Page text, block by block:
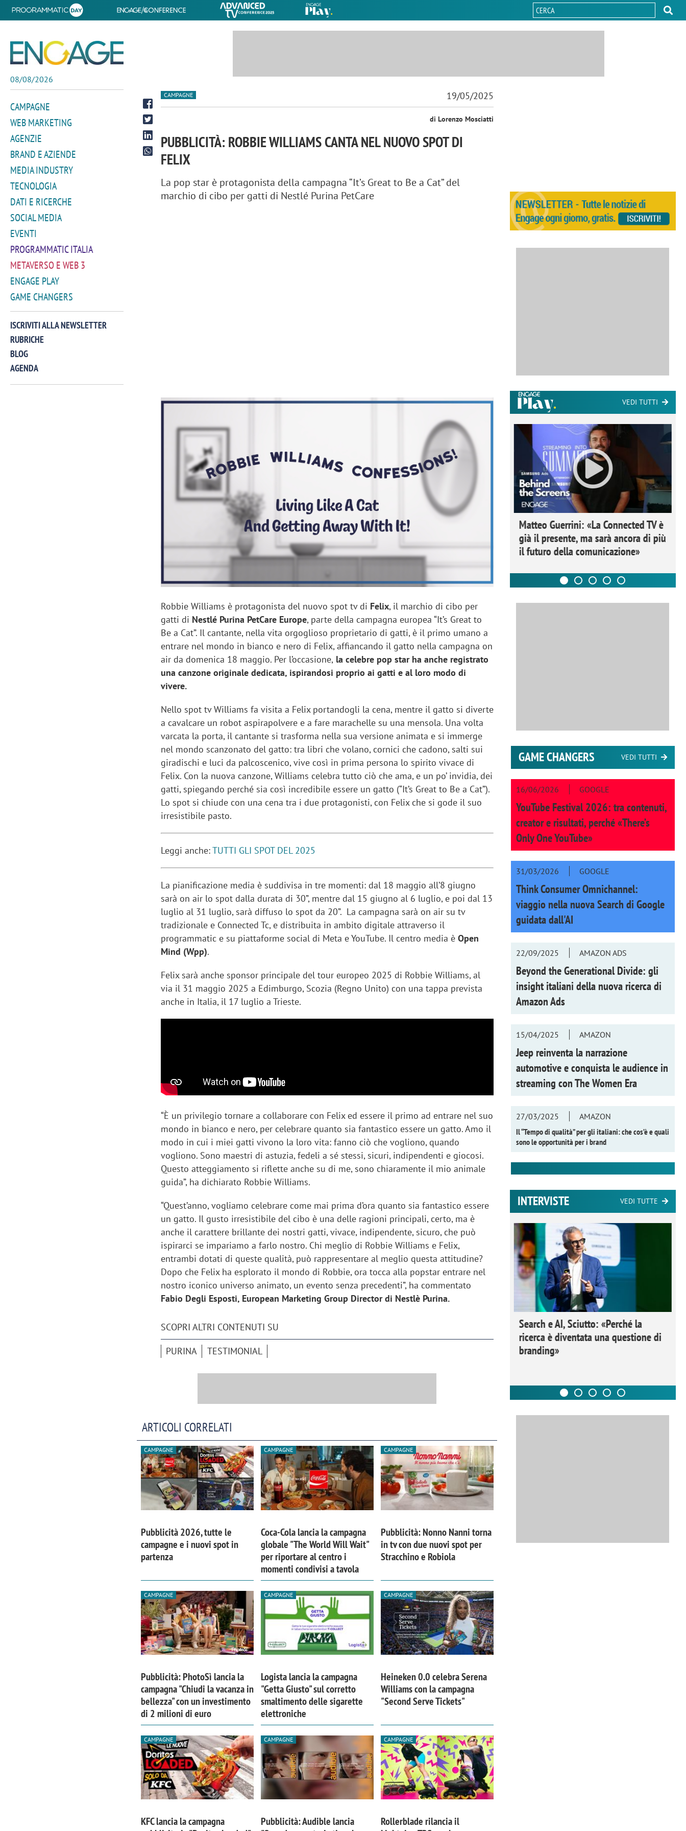
08/08/2026
CAMPAGNE
WEB MARKETING
AGENZIE
BRAND E AZIENDE
MEDIA INDUSTRY
TECNOLOGIA
DATI E RICERCHE
SOCIAL MEDIA
EVENTI
PROGRAMMATIC ITALIA
METAVERSO E WEB 3
ENGAGE PLAY
GAME CHANGERS
ISCRIVITI ALLA NEWSLETTER
RUBRICHE
BLOG
AGENDA
CAMPAGNE 19/05/2025
di Lorenzo Mosciatti
PUBBLICITÀ: ROBBIE WILLIAMS CANTA NEL NUOVO SPOT DI
FELIX
La pop star è protagonista della campagna “It’s Great to Be a Cat” del
marchio di cibo per gatti di Nestlé Purina PetCare
Robbie Williams è protagonista del nuovo spot tv di Felix, il marchio di cibo per
gatti di Nestlé Purina PetCare Europe, parte della campagna europea “It’s Great to
Be a Cat”. Il cantante, nella vita orgoglioso proprietario di gatti, è il primo umano a
entrare nel mondo in bianco e nero di Felix, affiancando il gatto nella campagna on
air da domenica 18 maggio. Per l’occasione, la celebre pop star ha anche registrato
una canzone originale dedicata, ispirandosi proprio ai gatti e al loro modo di
vivere.
Nello spot tv Williams fa visita a Felix portandogli la cena, mentre il gatto si diverte
a cavalcare un robot aspirapolvere e a fare marachelle su una mensola. Una volta
varcata la porta, il cantante si trasforma nella sua versione animata e si immerge
nel mondo scanzonato del gatto: tra libri che volano, cornici che cadono, salti sui
giradischi e luci da palcoscenico, vive così in prima persona lo spirito vivace di
Felix. Con la nuova canzone, Williams celebra tutto ciò che ama, e un po’ invidia, dei
gatti, spiegando perché sia così incredibile essere un gatto (“It’s Great to Be a Cat”).
Lo spot si chiude con una cena tra i due protagonisti, con Felix che si gode il suo
irresistibile pasto.
Leggi anche:TUTTI GLI SPOT DEL 2025
La pianificazione media è suddivisa in tre momenti: dal 18 maggio all’8 giugno
sarà on air lo spot dalla durata di 30”, mentre dal 15 giugno al 6 luglio, e poi dal 13
luglio al 31 luglio, sarà diffuso lo spot da 20”. La campagna sarà on air su tv
tradizionale e Connected Tc, e distribuita in ambito digitale attraverso il
programmatic e su piattaforme social di Meta e YouTube. Il centro media èOpen
Mind (Wpp).
Felix sarà anche sponsor principale del tour europeo 2025 di Robbie Williams, al
via il 31 maggio 2025 a Edimburgo, Scozia (Regno Unito) con una tappa prevista
anche in Italia, il 17 luglio a Trieste.
“È un privilegio tornare a collaborare con Felix ed essere il primo ad entrare nel suo
mondo in bianco e nero, per celebrare quanto sia fantastico essere un gatto. Amo il
modo in cui i miei gatti vivono la loro vita: fanno ciò che vogliono, quando
vogliono. Sono maestri di astuzia, fedeli a sé stessi, sicuri, indipendenti e giocosi.
Questo atteggiamento si riflette anche su di me, sono chiaramente il mio animale
guida”, ha dichiarato Robbie Williams.
“Quest’anno, vogliamo celebrare come mai prima d’ora quanto sia fantastico essere
un gatto. Il gusto irresistibile del cibo è una delle ragioni principali, certo, ma è
anche il carattere brillante dei nostri gatti, vivace, indipendente, sicuro, che può
ispirarci se impariamo a farlo nostro. Chi meglio di Robbie Williams e Felix,
entrambi dotati di queste qualità, può rappresentare al meglio questa attitudine?
Dopo che Felix ha esplorato il mondo di Robbie, ora tocca alla popstar entrare nel
nostro iconico universo animato, un evento senza precedenti”, ha commentato
Fabio Degli Esposti, European Marketing Group Director di Nestlè Purina.
SCOPRI ALTRI CONTENUTI SU
PURINA TESTIMONIAL
ARTICOLI CORRELATI
CAMPAGNE
Pubblicità 2026, tutte le
campagne e i nuovi spot in
partenza
CAMPAGNE
Coca-Cola lancia la campagna
globale "The World Will Wait"
per riportare al centro i
momenti condivisi a tavola
CAMPAGNE
Pubblicità: Nonno Nanni torna
in tv con due nuovi spot per
Stracchino e Robiola
CAMPAGNE
Pubblicità: PhotoSì lancia la
campagna "Chiudi la vacanza in
bellezza" con un investimento
di 2 milioni di euro
CAMPAGNE
Logista lancia la campagna
"Getta Giusto" sul corretto
smaltimento delle sigarette
elettroniche
CAMPAGNE
Heineken 0.0 celebra Serena
Williams con la campagna
"Second Serve Tickets"
CAMPAGNE
KFC lancia la campagna
CAMPAGNE
Pubblicità: Audible lancia
CAMPAGNE
Rollerblade rilancia il
VEDI TUTTI
Perez, Samsung Ads: «L'Italia è un
mercato strategico e continuerà a
crescere»
Networking agli eventi: come la
startup Kicè punta a eliminare lo
"spreco di relazioni"
Matteo Guerrini: «La Connected TV è
già il presente, ma sarà ancora di più
il futuro della comunicazione»
GAME CHANGERS VEDI TUTTI
16/06/2026 GOOGLE
YouTube Festival 2026: tra contenuti,
creator e risultati, perché «There’s
Only One YouTube»
31/03/2026 GOOGLE
Think Consumer Omnichannel:
viaggio nella nuova Search di Google
guidata dall'AI
22/09/2025 AMAZON ADS
Beyond the Generational Divide: gli
insight italiani della nuova ricerca di
Amazon Ads
15/04/2025 AMAZON
Jeep reinventa la narrazione
automotive e conquista le audience in
streaming conThe Women Era
27/03/2025
AMAZON
Il “Tempo di qualità” per gli italiani: che cos’è e quali
sono le opportunità per i brand
INTERVISTE VEDI TUTTE
comunicazione crea un brand food:
Emanuele Viora di Deloitte Digital:
«La creatività resta centrale, l’AI deve
amplificare il talento»
Doxa: «Non basta più descrivere i
Search e AI, Sciutto: «Perché la
ricerca è diventata una questione di
branding»